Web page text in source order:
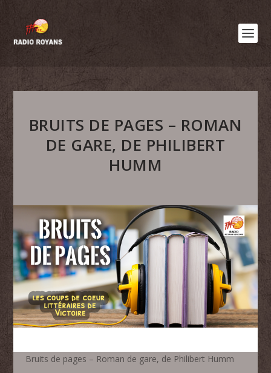
BRUITS DE PAGES – ROMAN
DE GARE, DE PHILIBERT
HUMM
Bruits de pages – Roman de gare, de Philibert Humm